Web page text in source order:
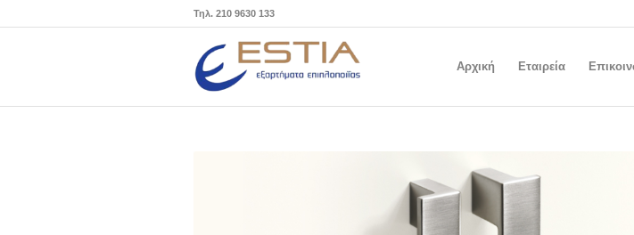
Τηλ. 210 9630 133
Αρχική Εταιρεία